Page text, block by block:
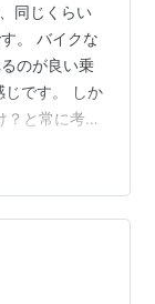
同じくらい
。 バイクな
のが良い乗
じです。 しか
？と常に考え
時間かかる
から、使い方
れたオバちゃ
行き来する
場合、急に